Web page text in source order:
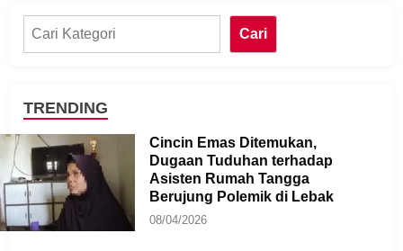
Cari
Cari
TRENDING
Cincin Emas Ditemukan,
Dugaan Tuduhan terhadap
Asisten Rumah Tangga
Berujung Polemik di Lebak
08/04/2026